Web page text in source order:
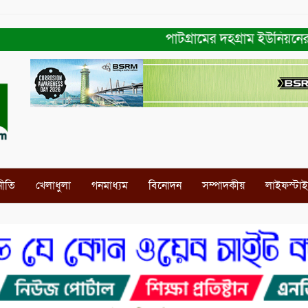
পাটগ্রামের দহগ্রাম ইউনিয়নের
খেলাধুলা গনমাধ্যম বিনোদন সম্পাদকীয়